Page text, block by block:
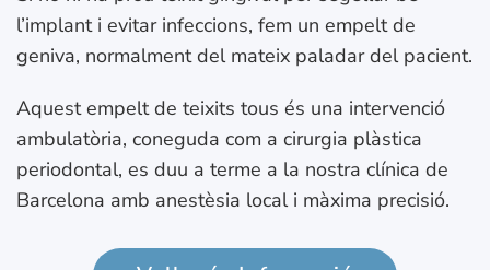
l’implant i evitar infeccions, fem un empelt de
geniva, normalment del mateix paladar del pacient.
Aquest empelt de teixits tous és una intervenció
ambulatòria, coneguda com a cirurgia plàstica
periodontal, es duu a terme a la nostra clínica de
Barcelona amb anestèsia local i màxima precisió.